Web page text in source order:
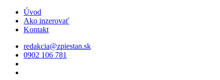
Úvod
Ako inzerovať
Kontakt
redakcia@zpiestan.sk
0902 106 781